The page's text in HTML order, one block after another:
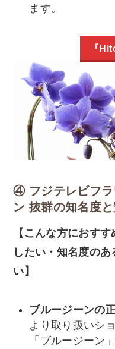
ます。
『
④ フジテレビフラ
ン 抜群の知名度
【こんな方におす
したい・知名度の
い】
ブルージーンの
より取り扱いシ
「ブルージーン